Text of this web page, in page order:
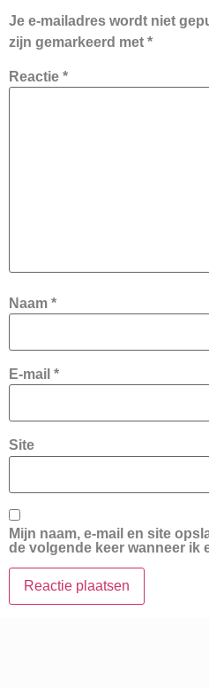
Je e-mailadres wordt niet
zijn gemarkeerd met *
Reactie *
Naam *
E-mail *
Site
Mijn naam, e-mail en site
de volgende keer wanneer ik